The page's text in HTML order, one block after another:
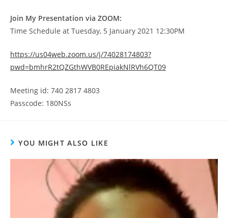
Join My Presentation via ZOOM:
Time Schedule at Tuesday, 5 January 2021 12:30PM
https://us04web.zoom.us/j/74028174803?
pwd=bmhrR2tQZGthWVB0REpiakNlRVh6QT09
Meeting id: 740 2817 4803
Passcode: 180NSs
YOU MIGHT ALSO LIKE